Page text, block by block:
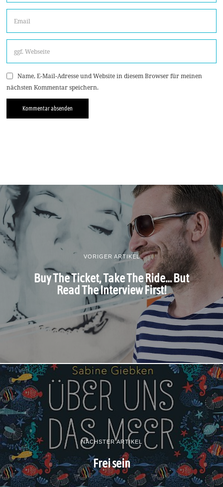
Name, E-Mail-Adresse und Website in diesem Browser für meinen
nächsten Kommentar speichern.
VORIGER ARTIKEL
Buy The Ticket, Take The Ride… But
Read The Interview First!
NÄCHSTER ARTIKEL
Frei sein